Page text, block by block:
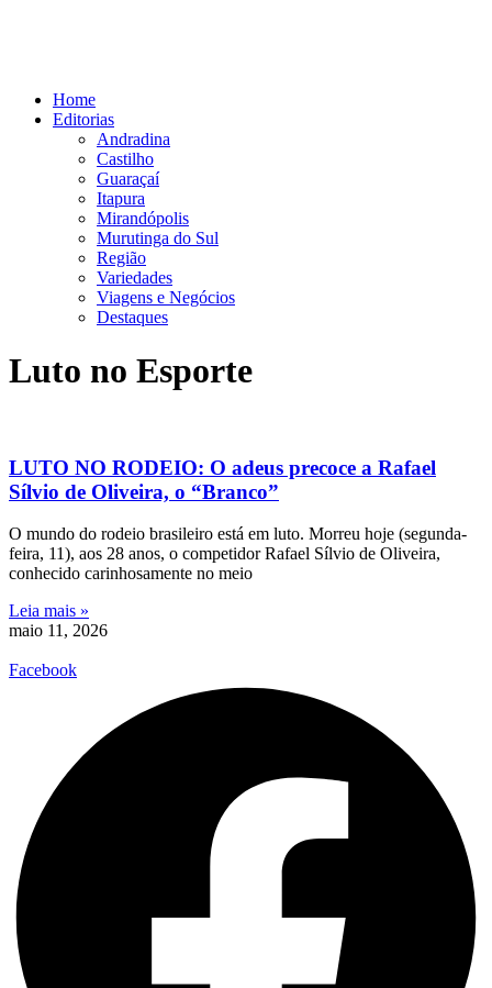
Home
Editorias
Andradina
Castilho
Guaraçaí
Itapura
Mirandópolis
Murutinga do Sul
Região
Variedades
Viagens e Negócios
Destaques
Luto no Esporte
LUTO NO RODEIO: O adeus precoce a Rafael
Sílvio de Oliveira, o “Branco”
O mundo do rodeio brasileiro está em luto. Morreu hoje (segunda-
feira, 11), aos 28 anos, o competidor Rafael Sílvio de Oliveira,
conhecido carinhosamente no meio
Leia mais »
maio 11, 2026
Facebook